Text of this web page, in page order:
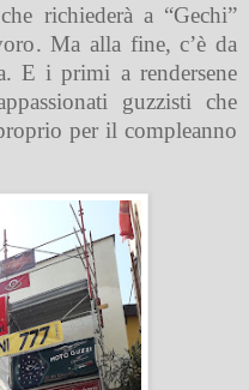
richiederà a “Gechi”
Ma alla fine, c’è da
E i primi a rendersene
guzzisti che
per il compleanno